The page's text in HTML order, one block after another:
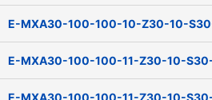
E-MXA30-100-100-10-Z30-10-
E-MXA30-100-100-11-Z30-10-
E-MXA30-100-100-11-Z30-10-